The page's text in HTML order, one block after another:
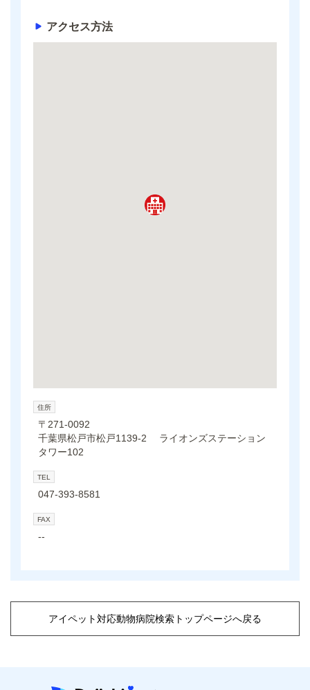
アクセス方法
住所
〒271-0092
千葉県松戸市松戸1139-2 ライオンズステーション
タワー102
TEL
047-393-8581
FAX
--
アイペット対応動物病院検索トップページへ戻る